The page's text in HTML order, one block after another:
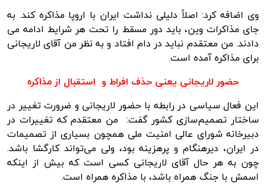
وی اضافه کرد: اصلاً دلیلی نداشت ایران با اروپا مذاکره کند. به
جای مذاکرات وین، باید دور مسقط را تحت هر شرایط ادامه می
دادند. من معتقدم نباید در دام افتاد و به نظر من آقای لاریجانی
برای مذاکره آمده است.
حضور لاریجانی یعنی حذف افراط و استقبال از مذاکره
این فعال سیاسی در رابطه با حضور لاریجانی و ضرورت تغییر در
ساختار تصمیم‌سازی کشور گفت: من معتقدم که تغییرات در
دبیرخانه شورای عالی امنیت ملی همچون بسیاری از تصمیمات
در ایران، دیرهنگام و پرهزینه بود، ولی می‌تواند کارگشا باشد.
چون به هر حال آقای لاریجانی کسی است که بیش از اینکه
اسمش با جنگ همراه باشد، با مذاکره همراه است.